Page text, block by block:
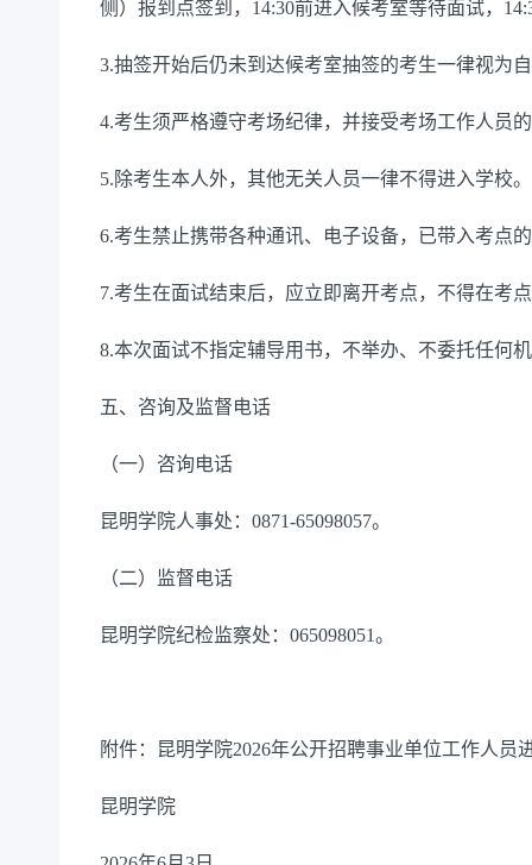
侧）报到点签到，14:30前进入候考室等待面试，
3.抽签开始后仍未到达候考室抽签的考生一律视为
4.考生须严格遵守考场纪律，并接受考场工作人员
5.除考生本人外，其他无关人员一律不得进入学校。
6.考生禁止携带各种通讯、电子设备，已带入考点
7.考生在面试结束后，应立即离开考点，不得在考
8.本次面试不指定辅导用书，不举办、不委托任何
五、咨询及监督电话
（一）咨询电话
昆明学院人事处：0871-65098057。
（二）监督电话
昆明学院纪检监察处：065098051。
附件：昆明学院2026年公开招聘事业单位工作人员
昆明学院